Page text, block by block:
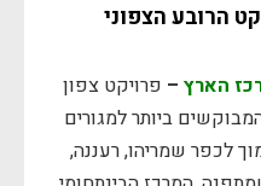
הרובע הצפוני
הארץ – פרויקט צפון
ביותר למגורים
לכפר שמריהו, רעננה,